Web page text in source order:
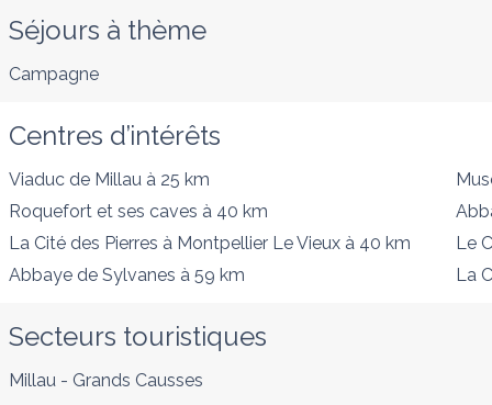
Séjours à thème
Campagne
Centres d’intérêts
Viaduc de Millau à 25 km
Roquefort et ses caves à 40 km
La Cité des Pierres à Montpellier Le Vieux à 40 km
Le
Abbaye de Sylvanes à 59 km La
Secteurs touristiques
Millau - Grands Causses